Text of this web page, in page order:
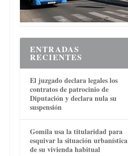
ENTRADAS
RECIENTES
El juzgado declara legales los
contratos de patrocinio de
Diputación y declara nula su
suspensión
Gomila usa la titularidad para
esquivar la situación urbanística
de su vivienda habitual